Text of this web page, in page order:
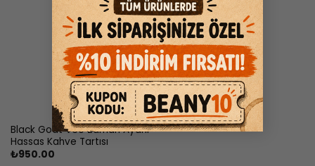
Black Goat V60 Zaman Ayarlı
Hassas Kahve Tartısı
₺950.00